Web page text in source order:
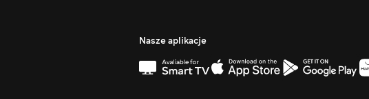
Nasze aplikacje